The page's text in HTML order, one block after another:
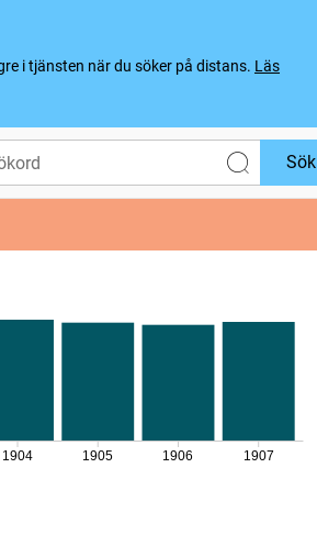
i tjänsten när du söker på distans. Läs
Sök
1904 1905 1906 1907